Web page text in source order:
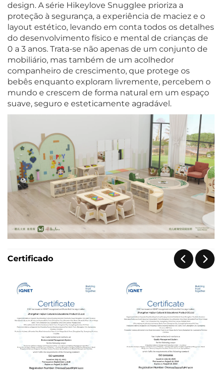
design. A série Hikeylove Snugglee prioriza a
proteção à segurança, a experiência de maciez e o
layout estético, levando em conta todos os detalhes
do desenvolvimento físico e mental de crianças de
0 a 3 anos. Trata-se não apenas de um conjunto de
mobiliário, mas também de um acolhedor
companheiro de crescimento, que protege os
bebês enquanto exploram livremente, percebem o
mundo e crescem de forma natural em um espaço
suave, seguro e esteticamente agradável.
Certificado